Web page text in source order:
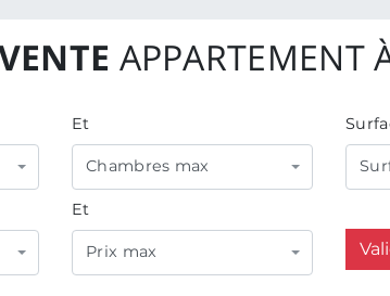
APPARTEMENT
Et
Chambres max
Et
Prix max